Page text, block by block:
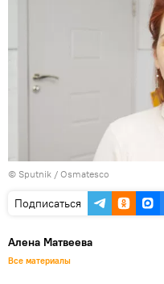
© Sputnik / Osmatesco
Подписаться
Алена Матвеева
Все материалы